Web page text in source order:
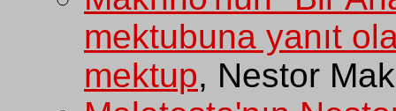
mektubuna yanıt
mektup, Nestor